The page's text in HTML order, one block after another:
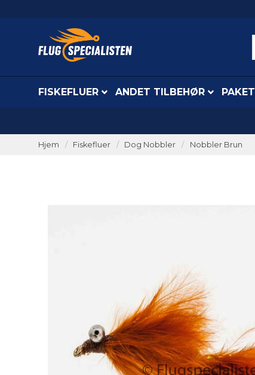
FISKEFLUER ANDET TILBEHØR PAKET
Hjem Fiskefluer Dog Nobbler Nobbler Brun